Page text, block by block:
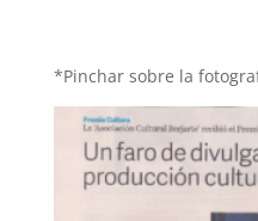
*Pinchar sobre la